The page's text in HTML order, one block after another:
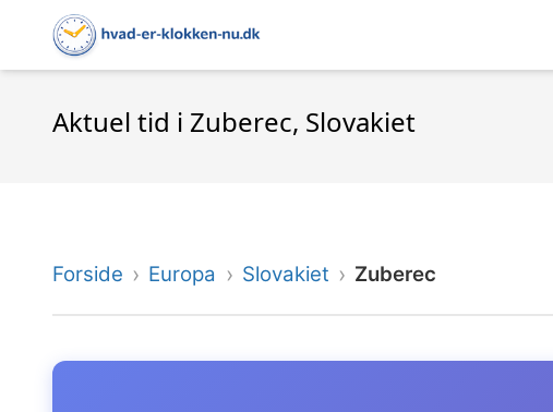
Aktuel tid i Zuberec, Slovakiet
Forside Europa Slovakiet Zuberec